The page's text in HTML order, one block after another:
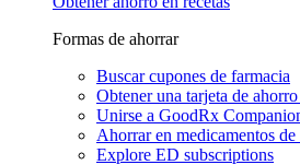
Formas de ahorrar
Buscar cupones de farmacia
Obtener una tarjeta de ahorro
Unirse a GoodRx
Ahorrar en medicamentos de
Explore ED subscriptions